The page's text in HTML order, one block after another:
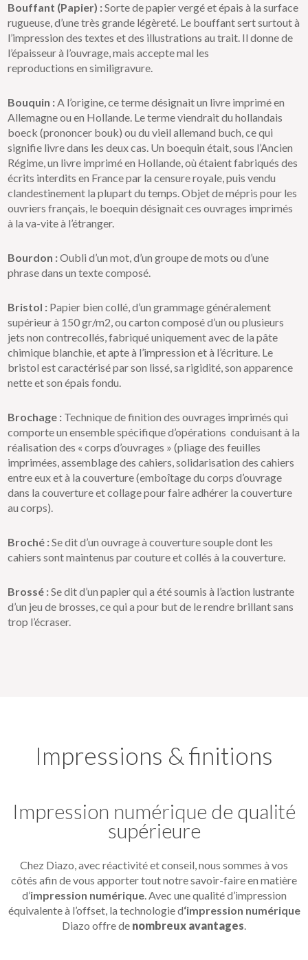
Bouffant (Papier) :Sorte de papier vergé et épais à la surface
rugueuse, d’une très grande légèreté. Le bouffant sert surtout à
l’impression des textes et des illustrations au trait. Il donne de
l’épaisseur à l’ouvrage, mais accepte mal les
reproductions en similigravure.
Bouquin :A l’origine, ce terme désignait un livre imprimé en
Allemagne ou en Hollande. Le terme viendrait du hollandais
boeck (prononcer bouk) ou du vieil allemand buch, ce qui
signifie livre dans les deux cas. Un boequin était, sous l’Ancien
Régime, un livre imprimé en Hollande, où étaient fabriqués des
écrits interdits en France par la censure royale, puis vendu
clandestinement la plupart du temps. Objet de mépris pour les
ouvriers français, le boequin désignait ces ouvrages imprimés
à la va-vite à l’étranger.
Bourdon :Oubli d’un mot, d’un groupe de mots ou d’une
phrase dans un texte composé.
Bristol : Papier bien collé, d’un grammage généralement
supérieur à 150 gr/m2, ou carton composé d’un ou plusieurs
jets non contrecollés, fabriqué uniquement avec de la pâte
chimique blanchie, et apte à l’impression et à l’écriture. Le
bristol est caractérisé par son lissé, sa rigidité, son apparence
nette et son épais fondu.
Brochage : Technique de finition des ouvrages imprimés qui
comporte un ensemble spécifique d’opérations conduisant à la
réalisation des « corps d’ouvrages » (pliage des feuilles
imprimées, assemblage des cahiers, solidarisation des cahiers
entre eux et à la couverture (emboîtage du corps d’ouvrage
dans la couverture et collage pour faire adhérer la couverture
au corps).
Broché :Se dit d’un ouvrage à couverture souple dont les
cahiers sont maintenus par couture et collés à la couverture.
Brossé :Se dit d’un papier qui a été soumis à l’action lustrante
d’un jeu de brosses, ce qui a pour but de le rendre brillant sans
trop l’écraser.
Impressions & finitions
Impression numérique de qualité
supérieure
Chez Diazo, avec réactivité et conseil, nous sommes à vos
côtés afin de vous apporter tout notre savoir-faire en matière
d’impression numérique. Avec une qualité d’impression
équivalente à l’offset, la technologie d‘impression numérique
Diazo offre de nombreux avantages.